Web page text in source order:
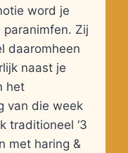
word je
paranimfen. Zij
daaromheen
naast je
het
van die week
traditioneel ‘3
met haring &